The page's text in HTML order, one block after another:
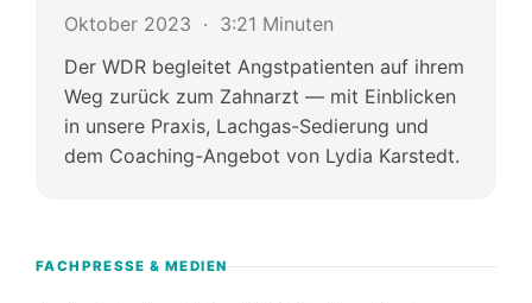
Oktober 2023 · 3:21 Minuten
Der WDR begleitet Angstpatienten auf ihrem
Weg zurück zum Zahnarzt — mit Einblicken
in unsere Praxis, Lachgas-Sedierung und
dem Coaching-Angebot von Lydia Karstedt.
FACHPRESSE & MEDIEN